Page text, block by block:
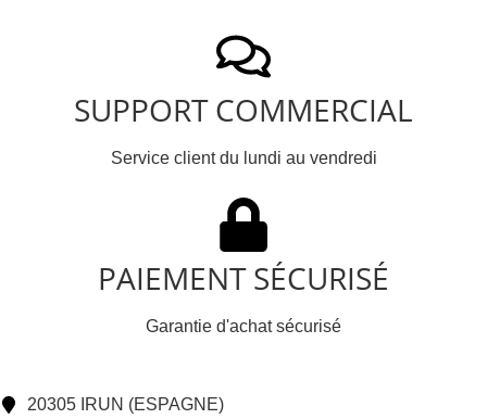
SUPPORT COMMERCIAL
Service client du lundi au vendredi
PAIEMENT SÉCURISÉ
Garantie d'achat sécurisé
20305 IRUN (ESPAGNE)